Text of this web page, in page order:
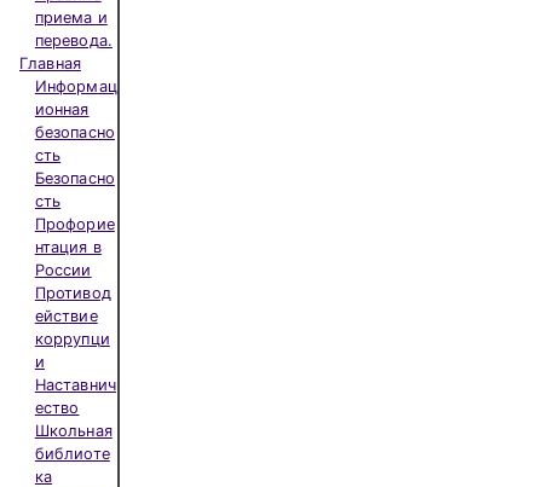
приема и
перевода.
Главная
Информац
ионная
безопасно
сть
Безопасно
сть
Профорие
нтация в
России
Противод
ействие
коррупци
и
Наставнич
ество
Школьная
библиоте
ка